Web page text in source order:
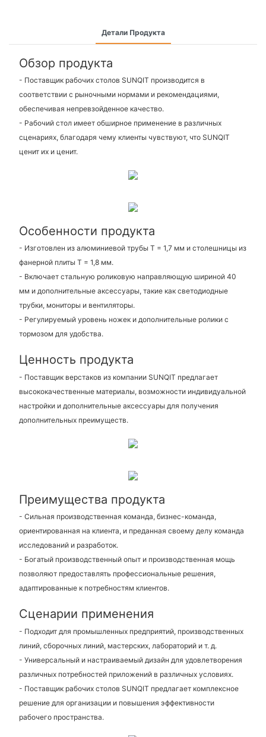
Детали Продукта
Обзор продукта
- Поставщик рабочих столов SUNQIT производится в
соответствии с рыночными нормами и рекомендациями,
обеспечивая непревзойденное качество.
- Рабочий стол имеет обширное применение в различных
сценариях, благодаря чему клиенты чувствуют, что SUNQIT
ценит их и ценит.
Особенности продукта
- Изготовлен из алюминиевой трубы T = 1,7 мм и столешницы из
фанерной плиты T = 1,8 мм.
- Включает стальную роликовую направляющую шириной 40
мм и дополнительные аксессуары, такие как светодиодные
трубки, мониторы и вентиляторы.
- Регулируемый уровень ножек и дополнительные ролики с
тормозом для удобства.
Ценность продукта
- Поставщик верстаков из компании SUNQIT предлагает
высококачественные материалы, возможности индивидуальной
настройки и дополнительные аксессуары для получения
дополнительных преимуществ.
Преимущества продукта
- Сильная производственная команда, бизнес-команда,
ориентированная на клиента, и преданная своему делу команда
исследований и разработок.
- Богатый производственный опыт и производственная мощь
позволяют предоставлять профессиональные решения,
адаптированные к потребностям клиентов.
Сценарии применения
- Подходит для промышленных предприятий, производственных
линий, сборочных линий, мастерских, лабораторий и т. д.
- Универсальный и настраиваемый дизайн для удовлетворения
различных потребностей приложений в различных условиях.
- Поставщик рабочих столов SUNQIT предлагает комплексное
решение для организации и повышения эффективности
рабочего пространства.